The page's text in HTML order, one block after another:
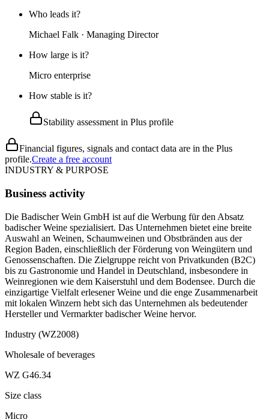
Who leads it?
Michael Falk · Managing Director
How large is it?
Micro enterprise
How stable is it?
Stability assessment in Plus profile
Financial figures, signals and contact data are in the Plus
profile.Create a free account
INDUSTRY & PURPOSE
Business activity
Die Badischer Wein GmbH ist auf die Werbung für den Absatz
badischer Weine spezialisiert. Das Unternehmen bietet eine breite
Auswahl an Weinen, Schaumweinen und Obstbränden aus der
Region Baden, einschließlich der Förderung von Weingütern und
Genossenschaften. Die Zielgruppe reicht von Privatkunden (B2C)
bis zu Gastronomie und Handel in Deutschland, insbesondere in
Weinregionen wie dem Kaiserstuhl und dem Bodensee. Durch die
einzigartige Vielfalt erlesener Weine und die enge Zusammenarbeit
mit lokalen Winzern hebt sich das Unternehmen als bedeutender
Hersteller und Vermarkter badischer Weine hervor.
Industry (WZ2008)
Wholesale of beverages
WZ G46.34
Size class
Micro